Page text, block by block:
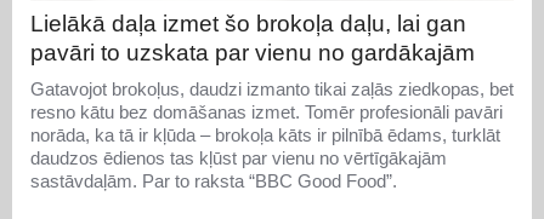
Lielākā daļa izmet šo brokoļa daļu, lai gan
pavāri to uzskata par vienu no gardākajām
Gatavojot brokoļus, daudzi izmanto tikai zaļās ziedkopas, bet
resno kātu bez domāšanas izmet. Tomēr profesionāli pavāri
norāda, ka tā ir kļūda – brokoļa kāts ir pilnībā ēdams, turklāt
daudzos ēdienos tas kļūst par vienu no vērtīgākajām
sastāvdaļām. Par to raksta “BBC Good Food”.